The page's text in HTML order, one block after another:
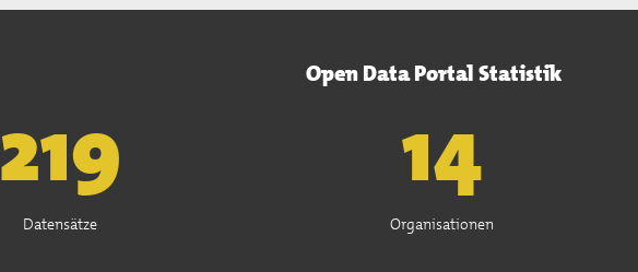
Open Data Portal Statistik
222
Datensätze
15
Organisationen